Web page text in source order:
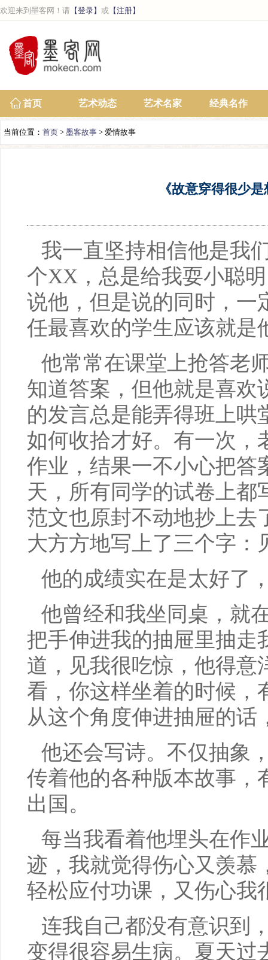
欢迎来到墨客网！请 【登录】 或 【注册】
首页 艺术动态 艺术名家 经典名作
当前位置： 首页 > 墨客故事 > 爱情故事
《故意穿得很少
我一直坚持相信他是我
个XX，总是给我耍小聪
说他，但是说的同时，一
任最喜欢的学生应该就是
他常常在课堂上抢答老
知道答案，但他就是喜欢
的发言总是能弄得班上哄
如何收拾才好。有一次，
作业，结果一不小心把答
天，所有同学的试卷上都
范文也原封不动地抄上去
大方方地写上了三个字：
他的成绩实在是太好了
他曾经和我坐同桌，就
把手伸进我的抽屉里抽走
道，见我很吃惊，他得意
看，你这样坐着的时候，
从这个角度伸进抽屉的
他还会写诗。不仅抽象
传着他的各种版本故事，
出国。
每当我看着他埋头在作
迹，我就觉得伤心又羡慕
轻松应付功课，又伤心我
连我自己都没有意识到
变得很容易生病。夏天过